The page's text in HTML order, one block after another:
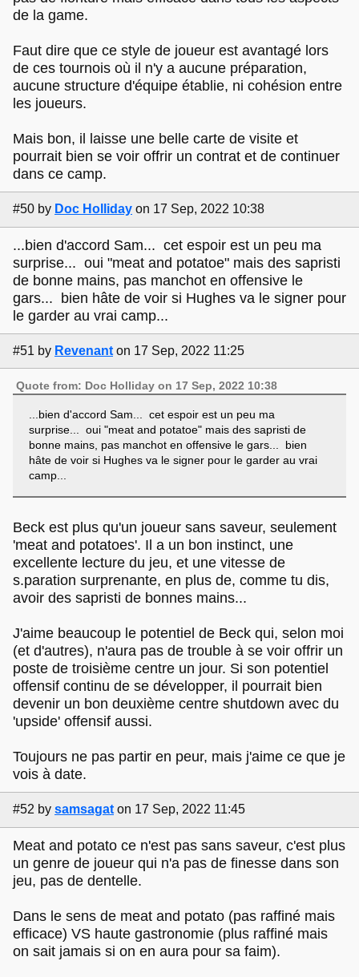
de la game.
Faut dire que ce style de joueur est avantagé lors
de ces tournois où il n'y a aucune préparation,
aucune structure d'équipe établie, ni cohésion entre
les joueurs.
Mais bon, il laisse une belle carte de visite et
pourrait bien se voir offrir un contrat et de continuer
dans ce camp.
#50 by Doc Holliday on 17 Sep, 2022 10:38
...bien d'accord Sam... cet espoir est un peu ma
surprise... oui "meat and potatoe" mais des sapristi
de bonne mains, pas manchot en offensive le
gars... bien hâte de voir si Hughes va le signer pour
le garder au vrai camp...
#51 by Revenant on 17 Sep, 2022 11:25
Quote from: Doc Holliday on 17 Sep, 2022 10:38
...bien d'accord Sam... cet espoir est un peu ma
surprise... oui "meat and potatoe" mais des sapristi de
bonne mains, pas manchot en offensive le gars... bien
hâte de voir si Hughes va le signer pour le garder au vrai
camp...
Beck est plus qu'un joueur sans saveur, seulement
'meat and potatoes'. Il a un bon instinct, une
excellente lecture du jeu, et une vitesse de
s.paration surprenante, en plus de, comme tu dis,
avoir des sapristi de bonnes mains...
J'aime beaucoup le potentiel de Beck qui, selon moi
(et d'autres), n'aura pas de trouble à se voir offrir un
poste de troisième centre un jour. Si son potentiel
offensif continu de se développer, il pourrait bien
devenir un bon deuxième centre shutdown avec du
'upside' offensif aussi.
Toujours ne pas partir en peur, mais j'aime ce que je
vois à date.
#52 by samsagat on 17 Sep, 2022 11:45
Meat and potato ce n'est pas sans saveur, c'est plus
un genre de joueur qui n'a pas de finesse dans son
jeu, pas de dentelle.
Dans le sens de meat and potato (pas raffiné mais
efficace) VS haute gastronomie (plus raffiné mais
on sait jamais si on en aura pour sa faim).